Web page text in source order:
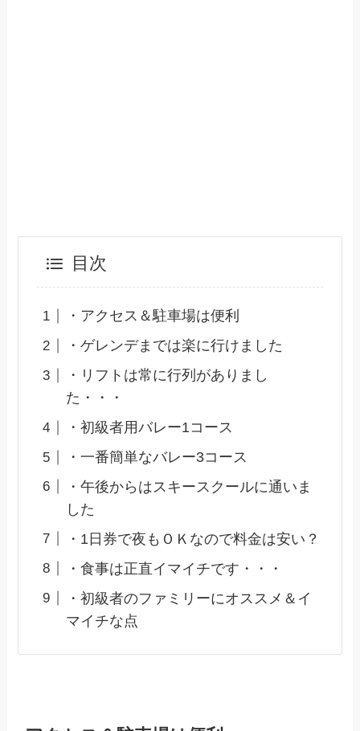
目次
・アクセス＆駐車場は便利
・ゲレンデまでは楽に行けました
・リフトは常に行列がありまし
た・・・
・初級者用バレー1コース
・一番簡単なバレー3コース
・午後からはスキースクールに通いま
した
・1日券で夜もＯＫなので料金は安い？
・食事は正直イマイチです・・・
・初級者のファミリーにオススメ＆イ
マイチな点